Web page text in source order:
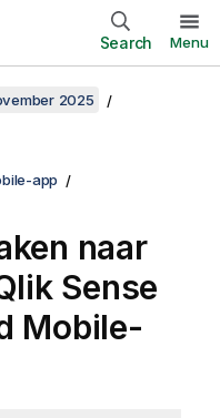
Search Menu
2025
app
naar
Sense
Mobile-